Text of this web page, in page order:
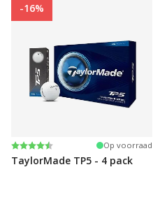
-16%
Beoordeling:
4.7 uit 5 sterren Op voorraad
TaylorMade TP5 - 4 pack